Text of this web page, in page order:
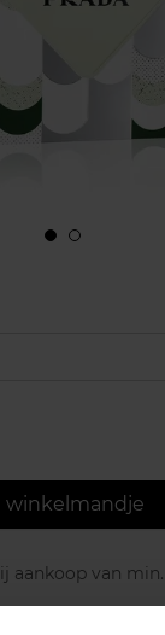
winkelmandje
aankoop van